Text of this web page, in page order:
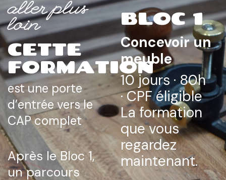
aller plus
loin
CETTE
FORMATION
est une porte
d’entrée vers le
CAP complet
Après le Bloc 1,
un parcours
BLOC 1
Concevoir un
meuble
10 jours · 80h
· CPF éligible
La formation
que vous
regardez
maintenant.